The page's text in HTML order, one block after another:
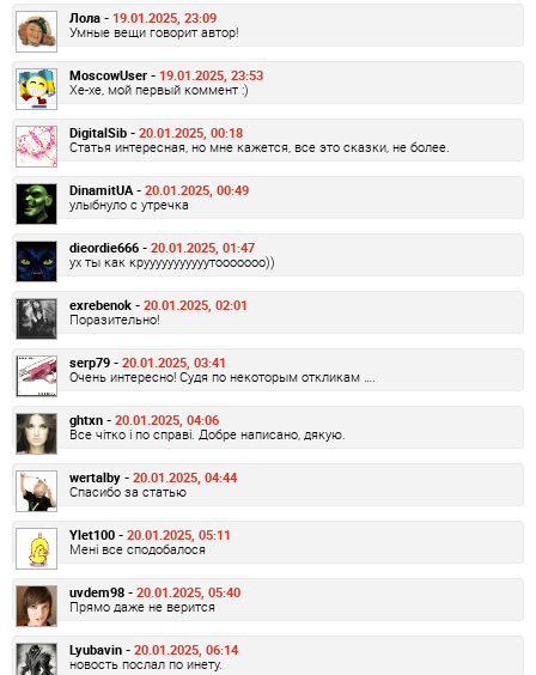
Лола - 19.01.2025, 23:09
Умные вещи говорит автор!
MoscowUser - 19.01.2025, 23:53
Хе-хе, мой первый коммент :)
DigitalSib - 20.01.2025, 00:18
Статья интересная, но мне кажется, все это сказки, не более.
DinamitUA - 20.01.2025, 00:49
улыбнуло с утречка
dieordie666 - 20.01.2025, 01:47
ух ты как крууууууууууутооооооо))
exrebenok - 20.01.2025, 02:01
Поразительно!
serp79 - 20.01.2025, 03:41
Очень интересно! Судя по некоторым откликам ….
ghtxn - 20.01.2025, 04:06
Все чітко і по справі. Добре написано, дякую.
wertalby - 20.01.2025, 04:44
Спасибо за статью
Ylet100 - 20.01.2025, 05:11
Мені все сподобалося
uvdem98 - 20.01.2025, 05:40
Прямо даже не верится
Lyubavin - 20.01.2025, 06:14
новость послал по инету.